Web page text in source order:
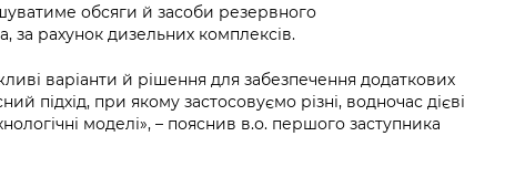
обсяги й засоби резервного
за рахунок дизельних комплексів.
варіанти й рішення для забезпечення додаткових
підхід, при якому застосовуємо різні, водночас дієві
моделі», – пояснив в.о. першого заступника